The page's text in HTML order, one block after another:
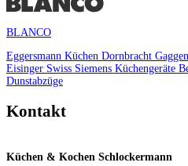
BLANCO
Eggersmann Küchen Dornbracht
Eisinger Swiss Siemens Küchengeräte
Dunstabzüge
Kontakt
Küchen & Kochen Schlockermann